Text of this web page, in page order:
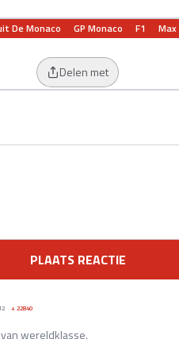
De Monaco GP Monaco F1
Delen met
PLAATS REACTIE
+22840
wereldklasse.